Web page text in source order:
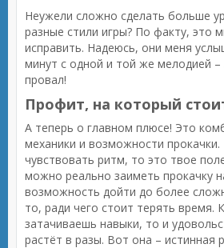
Неужели сложно сделать больше
разные стили игры? По факту, это
исправить. Надеюсь, они меня
минут с одной и той же мелодией –
провал!
Профит, на который
А теперь о главном плюсе! Это
механики и возможности
чувствовать ритм, то это твое
можно реально заиметь прокачку
возможность дойти до более
то, ради чего стоит терять время.
затачиваешь навыки, то и
растёт в разы. Вот она – истинная